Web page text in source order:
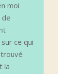
moi
de
ce qui
la